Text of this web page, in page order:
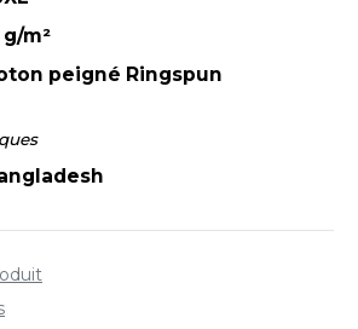
lune pour indentification
m²
peigné Ringspun